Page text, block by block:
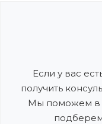
Если у вас
получить
Мы поможем в